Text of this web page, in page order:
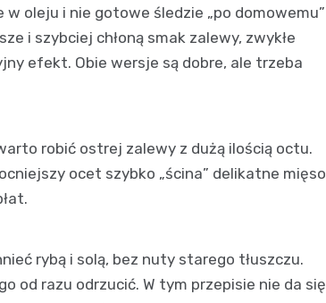
oleju i nie gotowe śledzie „po domowemu”
i szybciej chłoną smak zalewy, zwykłe
efekt. Obie wersje są dobre, ale trzeba
robić ostrej zalewy z dużą ilością octu.
ocet szybko „ścina” delikatne mięso
rybą i solą, bez nuty starego tłuszczu.
od razu odrzucić. W tym przepisie nie da się